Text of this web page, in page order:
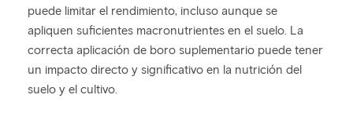
puede limitar el rendimiento, incluso aunque se
apliquen suficientes macronutrientes en el suelo. La
correcta aplicación de boro suplementario puede tener
un impacto directo y significativo en la nutrición del
suelo y el cultivo.